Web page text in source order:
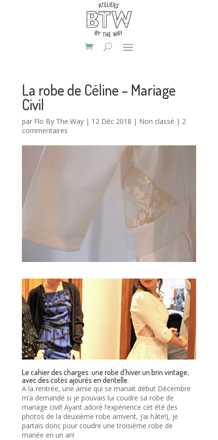
La robe de Céline – Mariage
Civil
par Flo By The Way| 12 Déc 2018 | Non classé | 2
commentaires
Le cahier des charges: une robe d’hiver un brin vintage,
avec des cotés ajourés en dentelle.
A la rentrée, une amie qui se mariait début Décembre
m’a demandé si je pouvais lui coudre sa robe de
mariage civil! Ayant adoré l’expérience cet été (les
photos de la deuxième robe arrivent, j’ai hâte!), je
partais donc pour coudre une troisième robe de
mariée en un an!